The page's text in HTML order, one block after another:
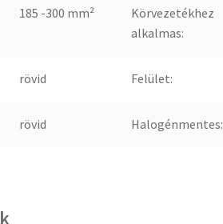
185 -300 mm²
Körvezetékhez
alkalmas:
rövid Felület:
rövid Halogénmentes: